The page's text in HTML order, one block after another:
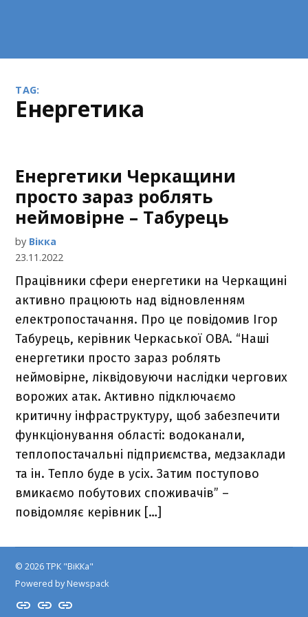
TAG:
енергетика
Енергетики Черкащини
просто зараз роблять
неймовірне – Табурець
by Вікка
23.11.2022
Працівники сфери енергетики на Черкащині
активно працюють над відновленням
електропостачання. Про це повідомив Ігор
Табурець, керівник Черкаської ОВА. “Наші
енергетики просто зараз роблять
неймовірне, ліквідовуючи наслідки чергових
ворожих атак. Активно підключаємо
критичну інфраструктуру, щоб забезпечити
функціонування області: водоканали,
теплопостачальні підприємства, медзаклади
та ін. Тепло буде в усіх. Затим поступово
вмикаємо побутових споживачів” –
повідомляє керівник […]
© 2026 ТРК "ВіККа"
Powered by Newspack
Insta
YouTube
FB